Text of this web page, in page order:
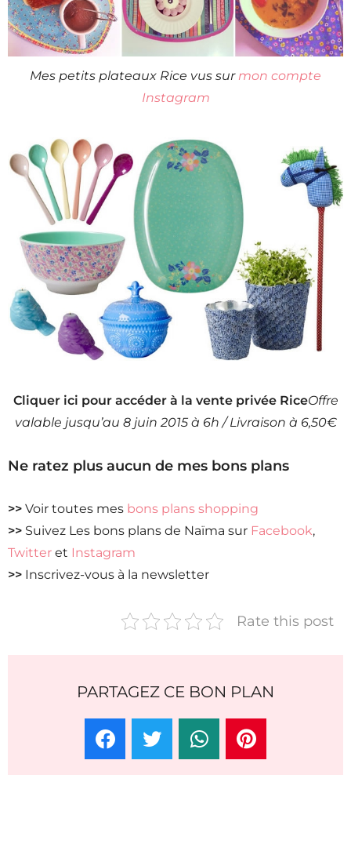
Mes petits plateaux Rice vus sur mon compte
Instagram
Cliquer ici pour accéder à la vente privée RiceOffre
valable jusqu’au 8 juin 2015 à 6h / Livraison à 6,50€
Ne ratez plus aucun de mes bons plans
>> Voir toutes mes bons plans shopping
>> Suivez Les bons plans de Naïma sur Facebook,
Twitter et Instagram
>> Inscrivez-vous à la newsletter
Rate this post
PARTAGEZ CE BON PLAN